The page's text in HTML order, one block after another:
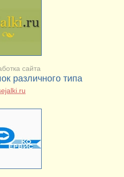
сайта
различного типа